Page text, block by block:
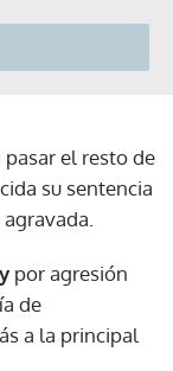
el resto de
su sentencia
por agresión
de
a la principal